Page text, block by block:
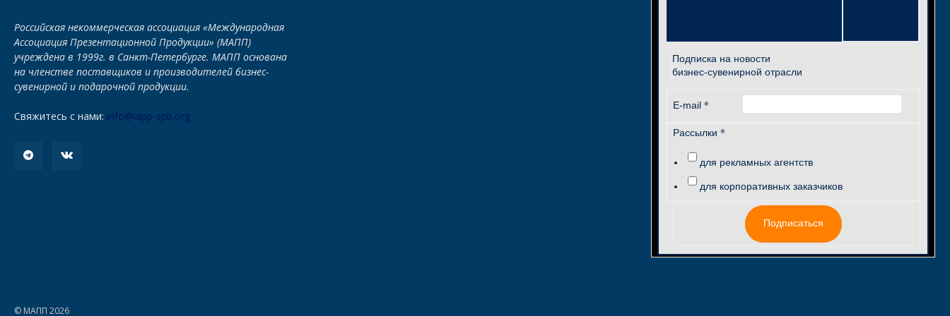
Российская некоммерческая ассоциация «Международная
Ассоциация Презентационной Продукции» (МАПП)
учреждена в 1999г. в Санкт-Петербурге. МАПП основана
на членстве поставщиков и производителей бизнес-
сувенирной и подарочной продукции.
Свяжитесь с нами: info@iapp-spb.org
Подписка на новости
бизнес-сувенирной отрасли
E-mail *
Рассылки *
для рекламных агентств
для корпоративных заказчиков
Подписаться
© МАПП 2026